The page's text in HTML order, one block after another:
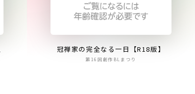
冠禅家の完全なる一日【R18版】
第16回創作BLまつり